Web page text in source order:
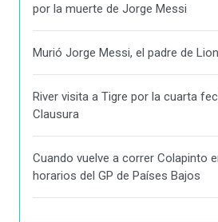
por la muerte de Jorge Messi
Murió Jorge Messi, el padre de
River visita a Tigre por la cuarta
Clausura
Cuando vuelve a correr Colapinto
horarios del GP de Países Bajos